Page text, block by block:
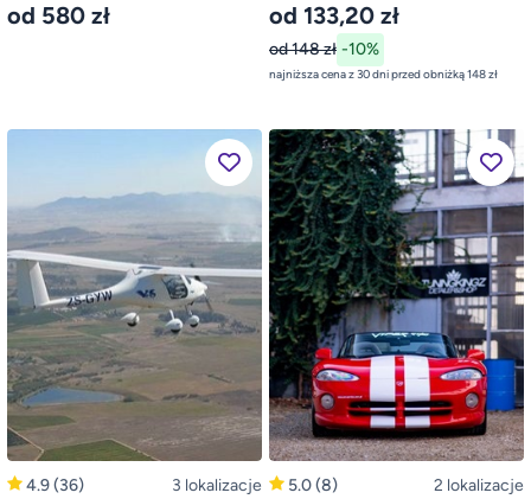
od 580 zł od 133,20 zł
od 148 zł -10%
najniższa cena z 30 dni przed obniżką 148 zł
4.9(36) 3 lokalizacje 5.0(8) 2 lokalizacje